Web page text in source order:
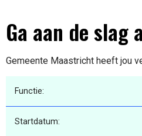
Ga aan de slag
Gemeente Maastricht heeft jou
Functie:
Startdatum: